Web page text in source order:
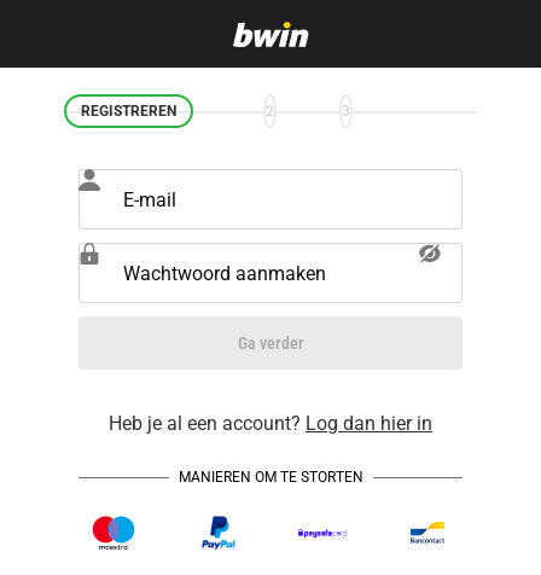
REGISTREREN 2 3
E-mail
Wachtwoord aanmaken
Ga verder
Heb je al een account? Log dan hier in
MANIEREN OM TE STORTEN